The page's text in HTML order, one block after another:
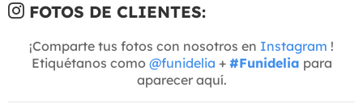
FOTOS DE CLIENTES:
¡Comparte tus fotos con nosotros en Instagram !
Etiquétanos como @funidelia + #Funidelia para
aparecer aquí.